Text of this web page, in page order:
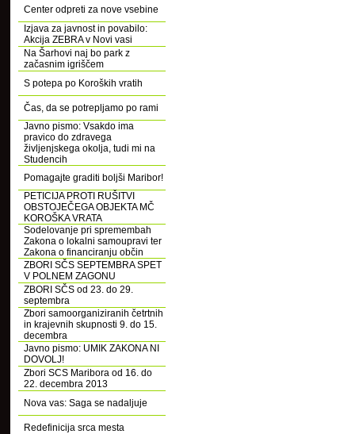
Center odpreti za nove vsebine
Izjava za javnost in povabilo:
Akcija ZEBRA v Novi vasi
Na Šarhovi naj bo park z
začasnim igriščem
S potepa po Koroških vratih
Čas, da se potrepljamo po rami
Javno pismo: Vsakdo ima
pravico do zdravega
življenjskega okolja, tudi mi na
Studencih
Pomagajte graditi boljši Maribor!
PETICIJA PROTI RUŠITVI
OBSTOJEČEGA OBJEKTA MČ
KOROŠKA VRATA
Sodelovanje pri spremembah
Zakona o lokalni samoupravi ter
Zakona o financiranju občin
ZBORI SČS SEPTEMBRA SPET
V POLNEM ZAGONU
ZBORI SČS od 23. do 29.
septembra
Zbori samoorganiziranih četrtnih
in krajevnih skupnosti 9. do 15.
decembra
Javno pismo: UMIK ZAKONA NI
DOVOLJ!
Zbori SCS Maribora od 16. do
22. decembra 2013
Nova vas: Saga se nadaljuje
Redefinicija srca mesta